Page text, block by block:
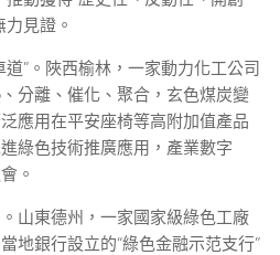
見證。
”。陜西榆林，一家動力化工公司
分離、催化、聚合，玄色煤炭變
應用在平安座椅等高附加值產品
綠色技術推廣應用，產業數字
。
山東德州，一家國家級綠色工廠
地銀行設立的“綠色金融示范支行”